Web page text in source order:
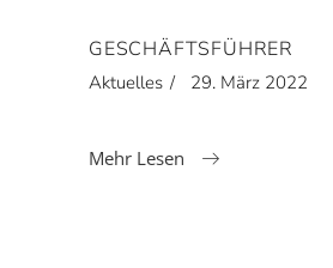
GESCHÄFTSFÜHRER
Aktuelles 29. März 2022
Mehr Lesen